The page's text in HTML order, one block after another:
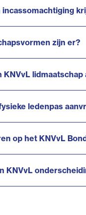
incassomachtiging
zijn er?
KNVvL lidmaatschap
ledenpas
op het KNVvL
KNVvL